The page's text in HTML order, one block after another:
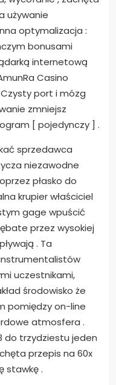
używanie
optymalizacja :
bonusami
internetową
Casino
port i mózg
zmniejsz
[ pojedynczy ] .
sprzedawca
niezawodne
płasko do
krupier właściciel
gage wpuścić
przez wysokiej
. Ta
uczestnikami,
środowisko że
pomiędzy on-line
atmosfera .
do trzydziestu jeden
przepis na 60x
stawkę .